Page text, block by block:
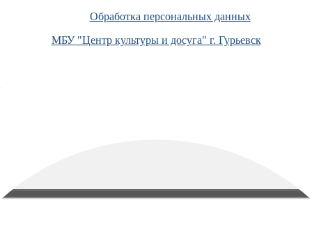
Обработка персональных данных
МБУ "Центр культуры и досуга" г. Гурьевск